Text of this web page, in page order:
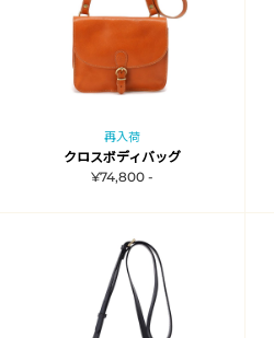
再入荷
クロスボディバッグ
¥74,800 -